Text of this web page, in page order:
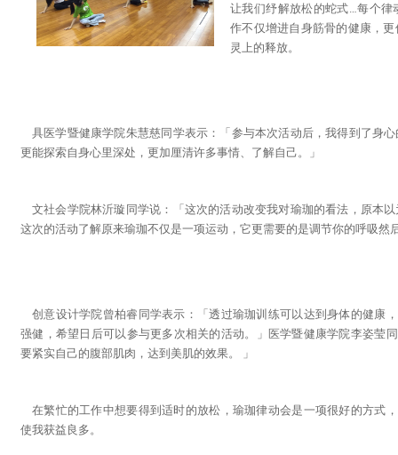
让我们纾解放松的蛇式…每个律
作不仅增进自身筋骨的健康，
灵上的释放。
具医学暨健康学院朱慧慈同学表示：「参与本次活动后，我得到了身
更能探索自身心里深处，更加厘清许多事情、了解自己。」
文社会学院林沂璇同学说：「这次的活动改变我对瑜珈的看法，原本
这次的活动了解原来瑜珈不仅是一项运动，它更需要的是调节你的呼吸然
创意设计学院曾柏睿同学表示：「透过瑜珈训练可以达到身体的健康
强健，希望日后可以参与更多次相关的活动。」医学暨健康学院李姿莹
要紧实自己的腹部肌肉，达到美肌的效果。 」
在繁忙的工作中想要得到适时的放松，瑜珈律动会是一项很好的方式
使我获益良多。